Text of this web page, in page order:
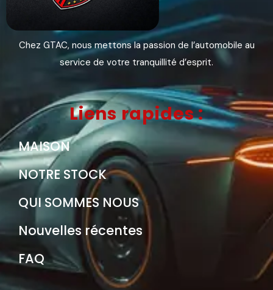
Chez GTAC, nous mettons la passion de l’automobile au
service de votre tranquillité d’esprit.
Liens rapides :
MAISON
NOTRE STOCK
QUI SOMMES NOUS
Nouvelles récentes
FAQ